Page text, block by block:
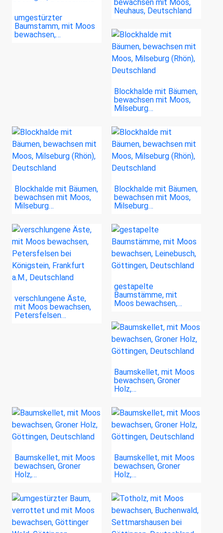
umgestürzter
Baumstamm, mit Moos
bewachsen,…
bewachsen mit Moos,
Neuhaus, Deutschland
Blockhalde mit Bäumen,
bewachsen mit Moos,
Milseburg…
Blockhalde mit Bäumen,
bewachsen mit Moos,
Milseburg…
Blockhalde mit Bäumen,
bewachsen mit Moos,
Milseburg…
verschlungene Äste,
mit Moos bewachsen,
Petersfelsen…
gestapelte
Baumstämme, mit
Moos bewachsen,…
Baumskellet, mit Moos
bewachsen, Groner
Holz,…
Baumskellet, mit Moos
bewachsen, Groner
Holz,…
Baumskellet, mit Moos
bewachsen, Groner
Holz,…